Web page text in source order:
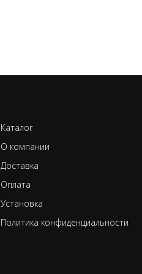
Каталог
О компании
Доставка
Оплата
Установка
Политика конфиденциальности